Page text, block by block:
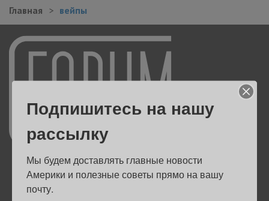
КУДА ПОЙТИ В ГОРОДЕ
ЗДОРОВЬЕ
РАБОТА И БИЗНЕС
ЖИЛЬЕ
ОБРАЗОВАНИЕ
Главная вейпы
Подпишитесь на нашу
рассылку
Мы будем доставлять главные новости
Америки и полезные советы прямо на вашу
почту.